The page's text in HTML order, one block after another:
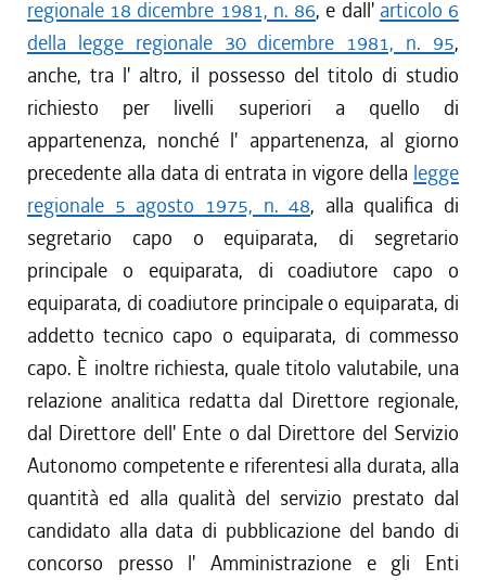
regionale 18 dicembre 1981, n. 86, e dall' articolo 6
della legge regionale 30 dicembre 1981, n. 95,
anche, tra l' altro, il possesso del titolo di studio
richiesto per livelli superiori a quello di
appartenenza, nonché l' appartenenza, al giorno
precedente alla data di entrata in vigore della legge
regionale 5 agosto 1975, n. 48, alla qualifica di
segretario capo o equiparata, di segretario
principale o equiparata, di coadiutore capo o
equiparata, di coadiutore principale o equiparata, di
addetto tecnico capo o equiparata, di commesso
capo. È inoltre richiesta, quale titolo valutabile, una
relazione analitica redatta dal Direttore regionale,
dal Direttore dell' Ente o dal Direttore del Servizio
Autonomo competente e riferentesi alla durata, alla
quantità ed alla qualità del servizio prestato dal
candidato alla data di pubblicazione del bando di
concorso presso l' Amministrazione e gli Enti